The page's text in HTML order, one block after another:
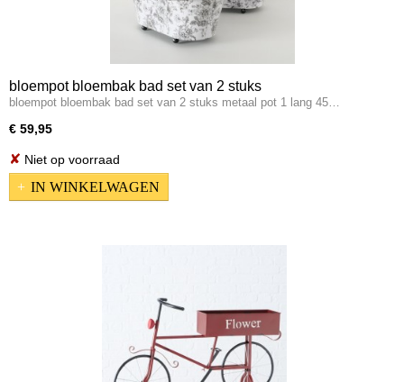
bloempot bloembak bad set van 2 stuks
bloempot bloembak bad set van 2 stuks metaal pot 1 lang 45…
€ 59,95
✘ Niet op voorraad
IN WINKELWAGEN